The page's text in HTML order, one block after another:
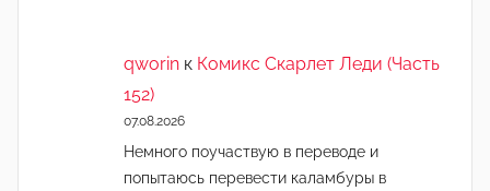
qworin к Комикс Скарлет Леди (Часть
152)
07.08.2026
Немного поучаствую в переводе и
попытаюсь перевести каламбуры в